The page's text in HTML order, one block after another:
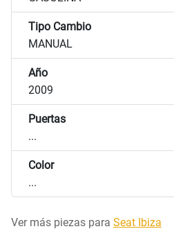
Tipo Cambio
MANUAL
Año
2009
Puertas
...
Color
...
Ver más piezas para Seat Ibiza